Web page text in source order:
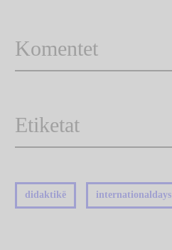
Komentet
Etiketat
didaktikë internationaldays